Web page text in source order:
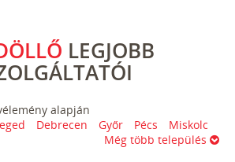
LEGJOBB
alapján
Debrecen Győr Pécs
Miskolc
Még több település